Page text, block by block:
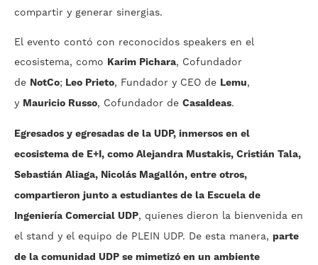
compartir y generar sinergias.
El evento contó con reconocidos speakers en el
ecosistema, como Karim Pichara, Cofundador
de NotCo; Leo Prieto, Fundador y CEO de Lemu,
y Mauricio Russo, Cofundador de CasaIdeas.
Egresados y egresadas de la UDP, inmersos en el
ecosistema de E+I, como Alejandra Mustakis, Cristián Tala,
Sebastián Aliaga, Nicolás Magallón, entre otros,
compartieron junto a estudiantes de la Escuela de
Ingeniería Comercial UDP, quienes dieron la bienvenida en
el stand y el equipo de PLEIN UDP. De esta manera, parte
de la comunidad UDP se mimetizó en un ambiente